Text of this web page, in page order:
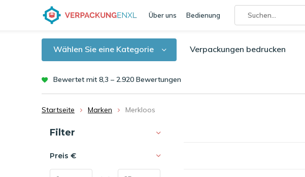
Über uns Bedienung
Wählen Sie eine Kategorie Verpackungen bedrucken
Bewertet mit 8,3 – 2.920 Bewertungen
Startseite Marken Merkloos
Sortieren nach:
Filter
Preis €